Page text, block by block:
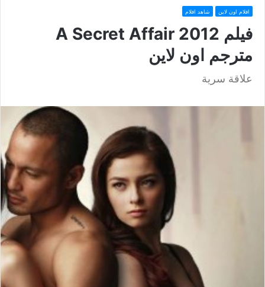
افلام اون لاين شاهد افلام
فيلم A Secret Affair 2012
مترجم اون لاين
علاقة سرية